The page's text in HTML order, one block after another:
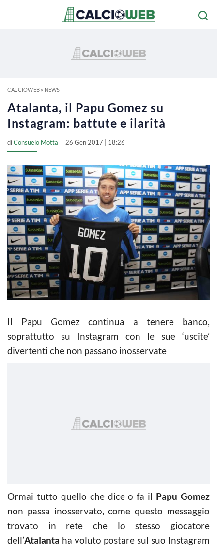
CALCIOWEB» NEWS
Atalanta, il Papu Gomez su
Instagram: battute e ilarità
diConsuelo Motta 26 Gen 2017 | 18:26
Il Papu Gomez continua a tenere banco,
soprattutto su Instagram con le sue ‘uscite’
divertenti che non passano inosservate
Ormai tutto quello che dice o fa il Papu Gomez
non passa inosservato, come questo messaggio
trovato in rete che lo stesso giocatore
dell’Atalanta ha voluto postare sul suo Instagram